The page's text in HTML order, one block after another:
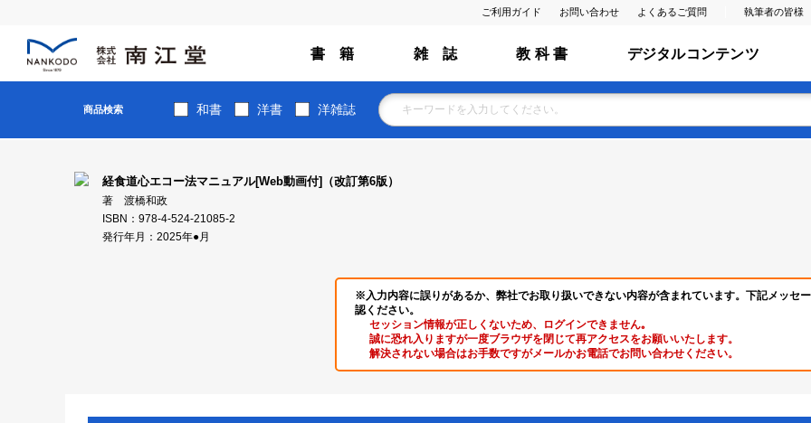
ご利用ガイド お問い合わせ よくあるご質問 執筆者の皆様
書 籍 雑 誌 教 科 書 デジタルコンテンツ
商品検索 和書 洋書 洋雑誌
経食道心エコー法マニュアル[Web動画付]（改訂第6版）
著 渡橋和政
ISBN：978-4-524-21085-2
発行年月：2025年●月
※入力内容に誤りがあるか、弊社でお取り扱いできない内容が含まれています。下記メッセ
認ください。
セッション情報が正しくないため、ログインできません｡
誠に恐れ入りますが一度ブラウザを閉じて再アクセスをお願いいたします。
解決されない場合はお手数ですがメールかお電話でお問い合わせください。